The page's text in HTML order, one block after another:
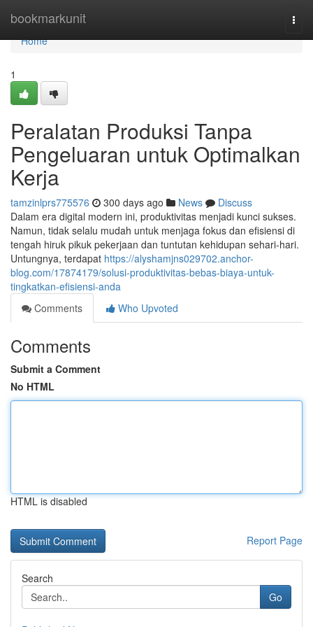
bookmarkunit
Home
Home
1
Peralatan Produksi Tanpa
Pengeluaran untuk Optimalkan
Kerja
tamzinlprs775576 300 days ago News
Discuss
Dalam era digital modern ini, produktivitas menjadi kunci sukses.
Namun, tidak selalu mudah untuk menjaga fokus dan efisiensi di
tengah hiruk pikuk pekerjaan dan tuntutan kehidupan sehari-hari.
Untungnya, terdapat https://alyshamjns029702.anchor-
blog.com/17874179/solusi-produktivitas-bebas-biaya-untuk-
tingkatkan-efisiensi-anda
Comments
Who Upvoted
Comments
Submit a Comment
No HTML
HTML is disabled
Report Page
Search
Go